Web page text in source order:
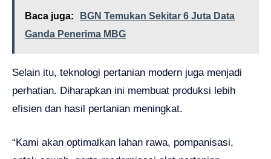
Baca juga:
BGN Temukan Sekitar 6 Juta Data
Ganda Penerima MBG
Selain itu, teknologi pertanian modern juga menjadi
perhatian. Diharapkan ini membuat produksi lebih
efisien dan hasil pertanian meningkat.
“Kami akan optimalkan lahan rawa, pompanisasi,